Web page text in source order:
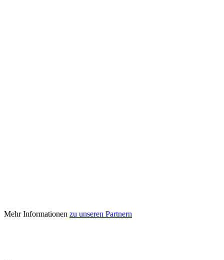
Mehr Informationen zu unseren Partnern